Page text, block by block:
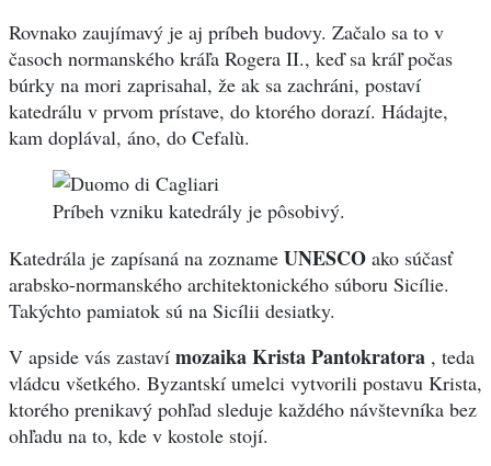
Rovnako zaujímavý je aj príbeh budovy. Začalo sa to v
časoch normanského kráľa Rogera II., keď sa kráľ počas
búrky na mori zaprisahal, že ak sa zachráni, postaví
katedrálu v prvom prístave, do ktorého dorazí. Hádajte,
kam doplával, áno, do Cefalù.
Príbeh vzniku katedrály je pôsobivý.
Katedrála je zapísaná na zozname UNESCO ako súčasť
arabsko-normanského architektonického súboru Sicílie.
Takýchto pamiatok sú na Sicílii desiatky.
V apside vás zastaví mozaika Krista Pantokratora , teda
vládcu všetkého. Byzantskí umelci vytvorili postavu Krista,
ktorého prenikavý pohľad sleduje každého návštevníka bez
ohľadu na to, kde v kostole stojí.